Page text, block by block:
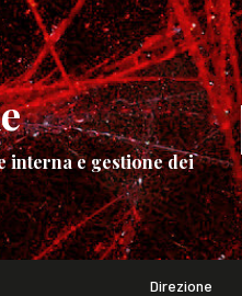
interna e gestione dei
Direzione